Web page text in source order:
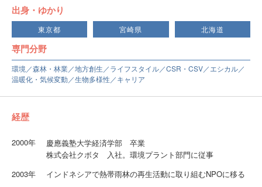
出身・ゆかり
東京都 宮崎県 北海道
専門分野
環境／森林・林業／地方創生／ライフスタイル／CSR・CSV／エシカル／
温暖化・気候変動／生物多様性／キャリア
経歴
2000年
慶應義塾大学経済学部 卒業
株式会社クボタ 入社。環境プラント部門に従事
2003年
インドネシアで熱帯雨林の再生活動に取り組むNPOに移る